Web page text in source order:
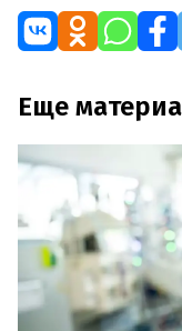
Еще